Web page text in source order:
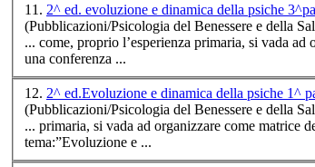
11. 2^ ed. evoluzione e dinamica della psiche
(Pubblicazioni/Psicologia del Benessere e della
... come, proprio l’esperienza primaria, si vada ad
una conferenza ...
12. 2^ ed.Evoluzione e dinamica della psiche 1^
(Pubblicazioni/Psicologia del Benessere e della
... primaria, si vada ad organizzare come matrice determinante nel
tema:”Evoluzione e ...